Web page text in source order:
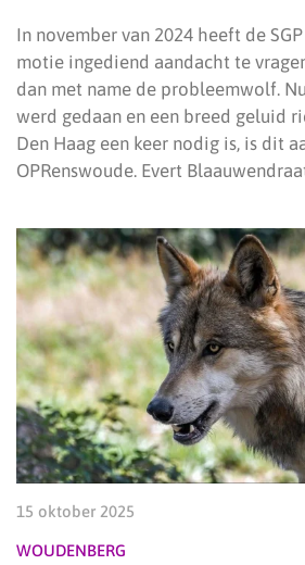
In november van 2024 heeft de
motie ingediend aandacht te
dan met name de probleemwolf.
werd gedaan en een breed geluid
Den Haag een keer nodig is, is dit
OPRenswoude. Evert
15 oktober 2025
WOUDENBERG